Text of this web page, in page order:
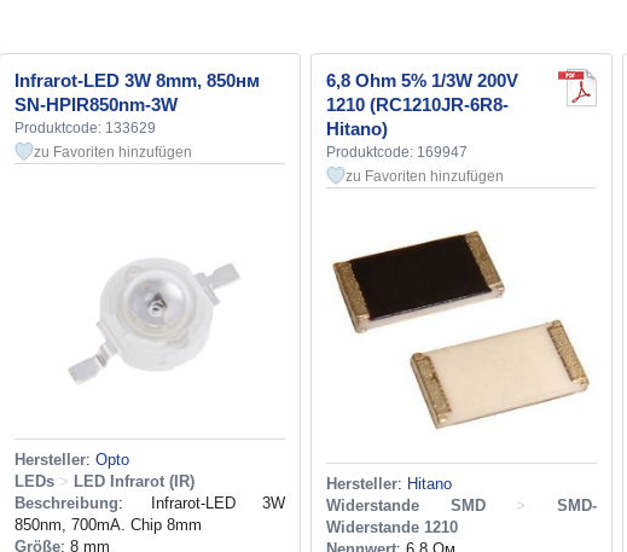
Infrarot-LED 3W 8mm, 850нм
SN-HPIR850nm-3W
Produktcode: 133629
zu Favoriten hinzufügen
Hersteller: Opto
LEDs > LED Infrarot (IR)
Beschreibung: Infrarot-LED 3W
850nm, 700mA. Chip 8mm
Größe: 8 mm
6,8 Ohm 5% 1/3W 200V
1210 (RC1210JR-6R8-
Hitano)
Produktcode: 169947
zu Favoriten hinzufügen
Hersteller: Hitano
Widerstande SMD
>
SMD-
Widerstande 1210